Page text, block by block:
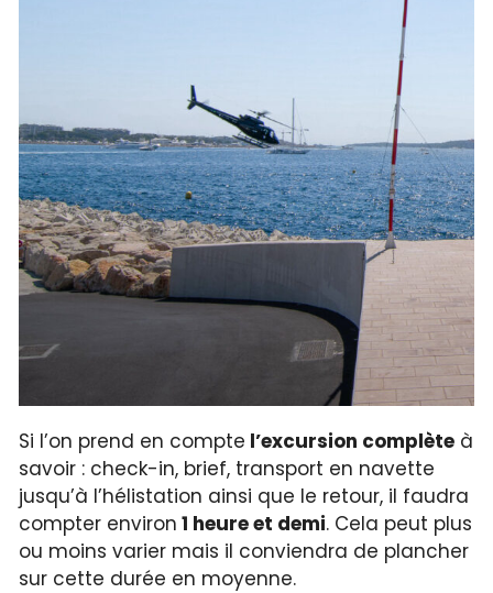
Si l’on prend en compte l’excursion complète à
savoir : check-in, brief, transport en navette
jusqu’à l’hélistation ainsi que le retour, il faudra
compter environ 1 heure et demi. Cela peut plus
ou moins varier mais il conviendra de plancher
sur cette durée en moyenne.